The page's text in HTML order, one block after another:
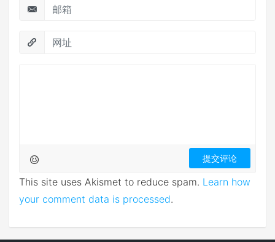
This site uses Akismet to reduce spam. Learn how
your comment data is processed.